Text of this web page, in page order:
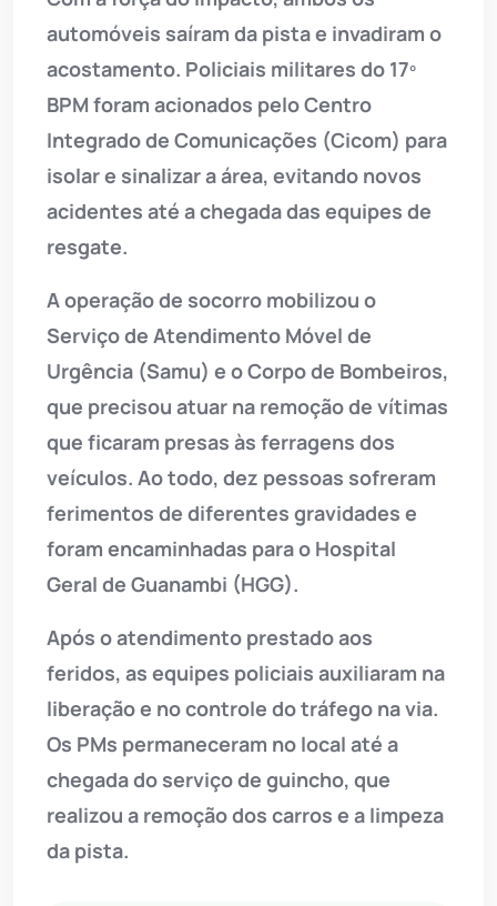
automóveis saíram da pista e invadiram o
acostamento. Policiais militares do 17º
BPM foram acionados pelo Centro
Integrado de Comunicações (Cicom) para
isolar e sinalizar a área, evitando novos
acidentes até a chegada das equipes de
resgate.
A operação de socorro mobilizou o
Serviço de Atendimento Móvel de
Urgência (Samu) e o Corpo de Bombeiros,
que precisou atuar na remoção de vítimas
que ficaram presas às ferragens dos
veículos. Ao todo, dez pessoas sofreram
ferimentos de diferentes gravidades e
foram encaminhadas para o Hospital
Geral de Guanambi (HGG).
Após o atendimento prestado aos
feridos, as equipes policiais auxiliaram na
liberação e no controle do tráfego na via.
Os PMs permaneceram no local até a
chegada do serviço de guincho, que
realizou a remoção dos carros e a limpeza
da pista.